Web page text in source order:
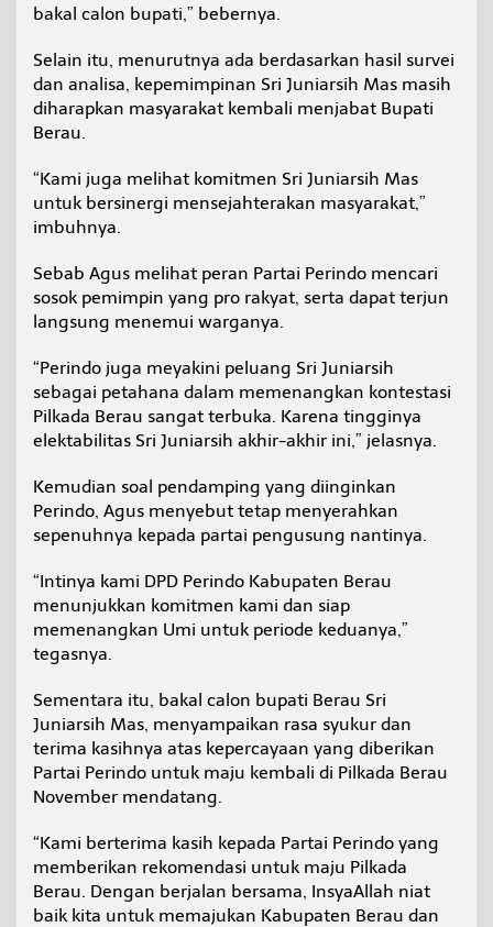
bakal calon bupati,” bebernya.
Selain itu, menurutnya ada berdasarkan hasil survei
dan analisa, kepemimpinan Sri Juniarsih Mas masih
diharapkan masyarakat kembali menjabat Bupati
Berau.
“Kami juga melihat komitmen Sri Juniarsih Mas
untuk bersinergi mensejahterakan masyarakat,”
imbuhnya.
Sebab Agus melihat peran Partai Perindo mencari
sosok pemimpin yang pro rakyat, serta dapat terjun
langsung menemui warganya.
“Perindo juga meyakini peluang Sri Juniarsih
sebagai petahana dalam memenangkan kontestasi
Pilkada Berau sangat terbuka. Karena tingginya
elektabilitas Sri Juniarsih akhir-akhir ini,” jelasnya.
Kemudian soal pendamping yang diinginkan
Perindo, Agus menyebut tetap menyerahkan
sepenuhnya kepada partai pengusung nantinya.
“Intinya kami DPD Perindo Kabupaten Berau
menunjukkan komitmen kami dan siap
memenangkan Umi untuk periode keduanya,”
tegasnya.
Sementara itu, bakal calon bupati Berau Sri
Juniarsih Mas, menyampaikan rasa syukur dan
terima kasihnya atas kepercayaan yang diberikan
Partai Perindo untuk maju kembali di Pilkada Berau
November mendatang.
“Kami berterima kasih kepada Partai Perindo yang
memberikan rekomendasi untuk maju Pilkada
Berau. Dengan berjalan bersama, InsyaAllah niat
baik kita untuk memajukan Kabupaten Berau dan